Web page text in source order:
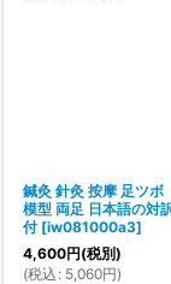
鍼灸 針灸 按摩 足ツボ
模型 両足 日本語の対
付 [iw081000a3]
4,600円(税別)
(税込 : 5,060円)